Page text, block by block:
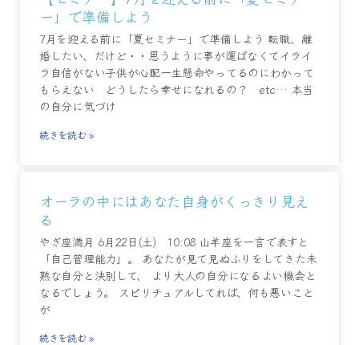
ー」で準備しよう
7月を迎える前に「夏セミナー」で準備しよう 転職、離
婚したい、だけど・・思うように事が運ばなくてイライ
ラ自信がない子供が心配一生懸命やってるのにわかって
もらえない どうしたら幸せになれるの？ etc… 本当
の自分に気づけ
続きを読む »
オーラの中にはあなた自身がくっきり見え
る
やぎ座満月 6月22日(土) 10:08 山羊座を一言で表すと
「自己管理能力」。 あなたが見て見ぬふりをしてきた未
熟な自分と決別して、 より大人の自分になるよい機会と
なるでしょう。 スピリチュアルしてれば、何も悪いこと
が
続きを読む »